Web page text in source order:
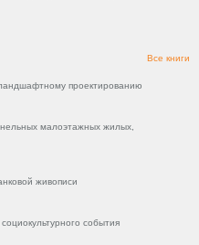
Все книги
проектированию
малоэтажных жилых,
живописи
события